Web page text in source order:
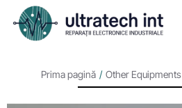
Prima pagină / Other Equipments